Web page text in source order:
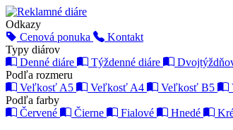
Odkazy
Cenová ponuka
Kontakt
Typy diárov
Denné diáre
Týždenné diáre
Podľa rozmeru
Veľkosť A5
Veľkosť A4 Veľkosť B5
Podľa farby
Červené
Čierne Fialové Hnedé